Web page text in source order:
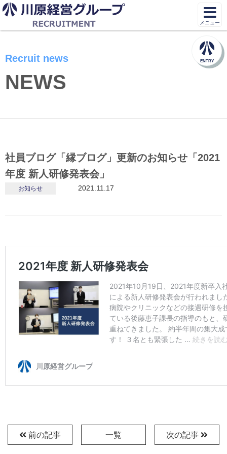
メニュー
Recruit news
NEWS
社員ブログ「縁ブログ」更新のお知らせ「2021
年度 新人研修発表会」
お知らせ 2021.11.17
前の記事 一覧 次の記事
ENTRY